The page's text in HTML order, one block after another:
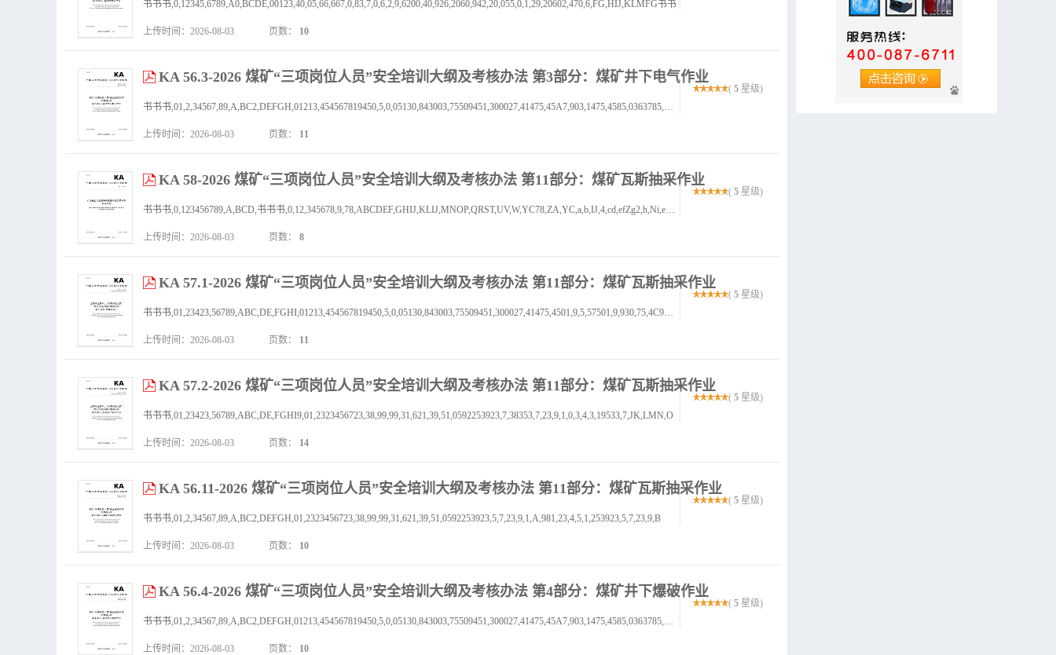
书书书,0,12345,6789,A0,BCDE,00123,40,05,66,667,0,83,7,0,6,2,9,6200,40,926,2060,942,20,055,0,1,29,20602,470,6,FG,HIJ,KLMFG书书
上传时间：2026-08-03 页数： 10
KA 56.3-2026 煤矿“三项岗位人员”安全培训大纲及考核办法 第3部分：煤矿井下电气作业
书书书,01,2,34567,89,A,BC2,DEFGH,01213,454567819450,5,0,05130,843003,75509451,300027,41475,45A7,903,1475,4585,0363785,A7,94
上传时间：2026-08-03 页数： 11
( 5 星级)
KA 58-2026 煤矿“三项岗位人员”安全培训大纲及考核办法 第11部分：煤矿瓦斯抽采作业
书书书,0,123456789,A,BCD,书书书,0,12,345678,9,78,ABCDEF,GHIJ,KLIJ,MNOP,QRST,UV,W,YC78,ZA,YC,a,b,IJ,4,cd,efZg2,h,Ni,ef,jk,lm2,j
上传时间：2026-08-03 页数： 8
( 5 星级)
KA 57.1-2026 煤矿“三项岗位人员”安全培训大纲及考核办法 第11部分：煤矿瓦斯抽采作业
书书书,01,23423,56789,ABC,DE,FGHI,01213,454567819450,5,0,05130,843003,75509451,300027,41475,4501,9,5,57501,9,930,75,4C9003
上传时间：2026-08-03 页数： 11
( 5 星级)
KA 57.2-2026 煤矿“三项岗位人员”安全培训大纲及考核办法 第11部分：煤矿瓦斯抽采作业
书书书,01,23423,56789,ABC,DE,FGHI9,01,2323456723,38,99,99,31,621,39,51,0592253923,7,38353,7,23,9,1,0,3,4,3,19533,7,JK,LMN,O
上传时间：2026-08-03 页数： 14
( 5 星级)
KA 56.11-2026 煤矿“三项岗位人员”安全培训大纲及考核办法 第11部分：煤矿瓦斯抽采作业
书书书,01,2,34567,89,A,BC2,DEFGH,01,2323456723,38,99,99,31,621,39,51,0592253923,5,7,23,9,1,A,981,23,4,5,1,253923,5,7,23,9,B
上传时间：2026-08-03 页数： 10
( 5 星级)
KA 56.4-2026 煤矿“三项岗位人员”安全培训大纲及考核办法 第4部分：煤矿井下爆破作业
书书书,01,2,34567,89,A,BC2,DEFGH,01213,454567819450,5,0,05130,843003,75509451,300027,41475,45A7,903,1475,4585,0363785,A7,94
上传时间：2026-08-03 页数： 10
( 5 星级)